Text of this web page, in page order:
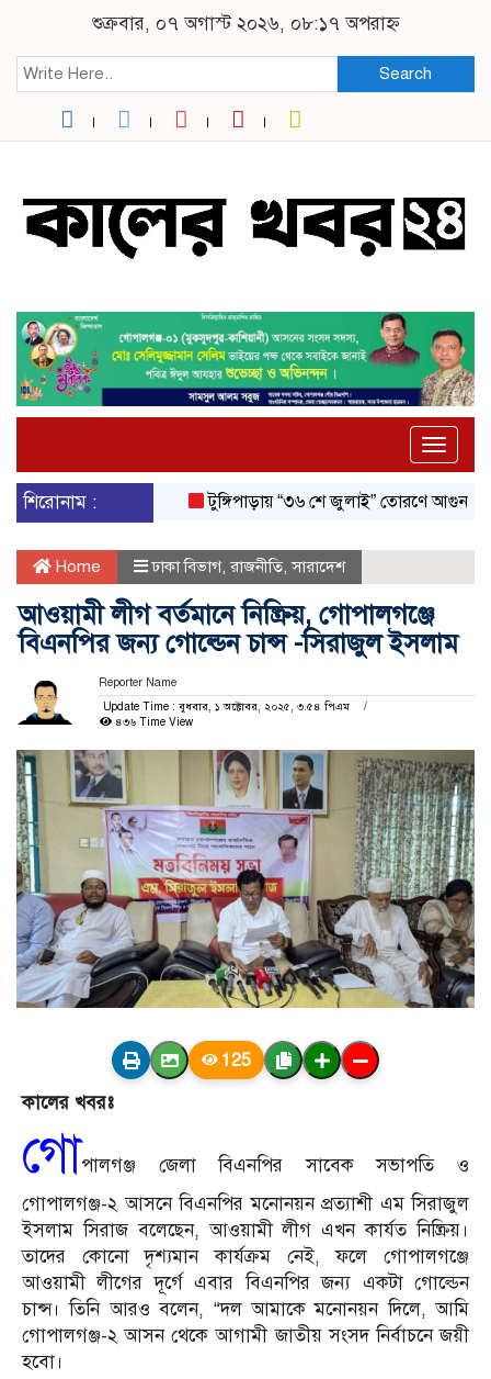
শুক্রবার, ০৭ অগাস্ট ২০২৬, ০৮:১৭ অপরাহ্ন
Search
Toggle
শিরোনাম :
টুঙ্গিপাড়ায় “৩৬ শে জুলাই” তোরণে আগুন; ৭৫
Home ঢাকা বিভাগ, রাজনীতি,সারাদেশ
আওয়ামী লীগ বর্তমানে নিষ্ক্রিয়, গোপালগঞ্জে
বিএনপির জন্য গোল্ডেন চান্স -সিরাজুল ইসলাম
Reporter Name
Update Time : বুধবার, ১ অক্টোবর, ২০২৫, ৩.৫৪ পিএম
৪৩৬ Time View
125
কালের খবরঃ
গোপালগঞ্জ জেলা বিএনপির সাবেক সভাপতি ও
গোপালগঞ্জ-২ আসনে বিএনপির মনোনয়ন প্রত্যাশী এম সিরাজুল
ইসলাম সিরাজ বলেছেন, আওয়ামী লীগ এখন কার্যত নিষ্ক্রিয়।
তাদের কোনো দৃশ্যমান কার্যক্রম নেই, ফলে গোপালগঞ্জে
আওয়ামী লীগের দূর্গে এবার বিএনপির জন্য একটা গোল্ডেন
চান্স। তিনি আরও বলেন, “দল আমাকে মনোনয়ন দিলে, আমি
গোপালগঞ্জ-২ আসন থেকে আগামী জাতীয় সংসদ নির্বাচনে জয়ী
হবো।